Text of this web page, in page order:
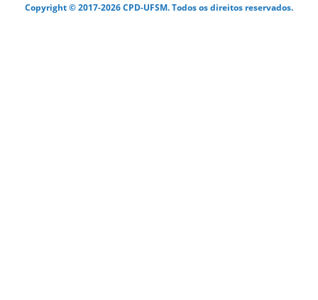
Copyright © 2017-2026 CPD-UFSM. Todos os direitos reservados.